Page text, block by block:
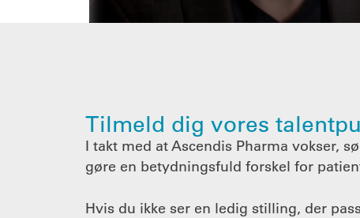
Tilmeld dig vores
I takt med at Ascendis Pharma vokser,
gøre en betydningsfuld forskel for
Hvis du ikke ser en ledig stilling, der